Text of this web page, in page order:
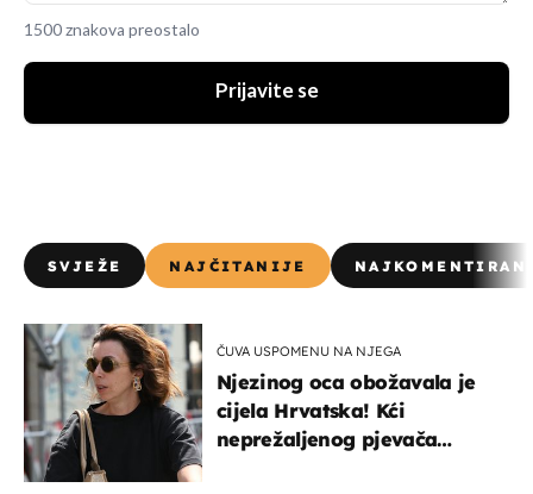
1500 znakova preostalo
Prijavite se
SVJEŽE NAJČITANIJE
ČUVA USPOMENU NA NJEGA
Njezinog oca obožavala je
cijela Hrvatska! Kći
neprežaljenog pjevača